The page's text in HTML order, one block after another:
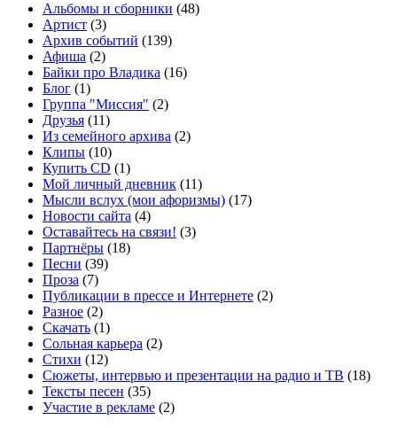
Альбомы и сборники (48)
Артист (3)
Архив событий (139)
Афиша (2)
Байки про Владика (16)
Блог (1)
Группа "Миссия" (2)
Друзья (11)
Из семейного архива (2)
Клипы (10)
Купить CD (1)
Мой личный дневник (11)
Мысли вслух (мои афоризмы) (17)
Новости сайта (4)
Оставайтесь на связи! (3)
Партнёры (18)
Песни (39)
Проза (7)
Публикации в прессе и Интернете (2)
Разное (2)
Скачать (1)
Сольная карьера (2)
Стихи (12)
Сюжеты, интервью и презентации на радио и ТВ (18)
Тексты песен (35)
Участие в рекламе (2)